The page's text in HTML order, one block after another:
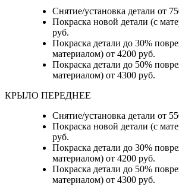
Снятие/установка детали от
Покраска новой детали (с
руб.
Покраска детали до 30%
материалом) от 4200 руб.
Покраска детали до 50%
материалом) от 4300 руб.
КРЫЛО ПЕРЕДНЕЕ
Снятие/установка детали от
Покраска новой детали (с
руб.
Покраска детали до 30%
материалом) от 4200 руб.
Покраска детали до 50%
материалом) от 4300 руб.